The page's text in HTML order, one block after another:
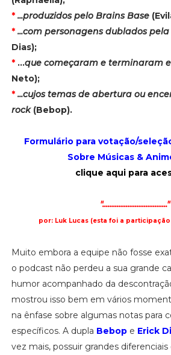
* ...produzidos pelo Brains Base
* ...com personagens dublados
Dias);
*...que começaram e terminaram
Neto);
* ...cujos temas de abertura ou
rock (Bebop).
Formulário para votação/
Sobre Músicas &
clique aqui para
"...................................."
por: Luk Lucas (esta foi a
Muito embora a equipe não fosse
o podcast não perdeu a sua grande
humor acompanhado da
mostrou isso bem em vários
na ênfase sobre algumas notas para
específicos. A dupla Bebope Erick
vez mais, possuir grandes